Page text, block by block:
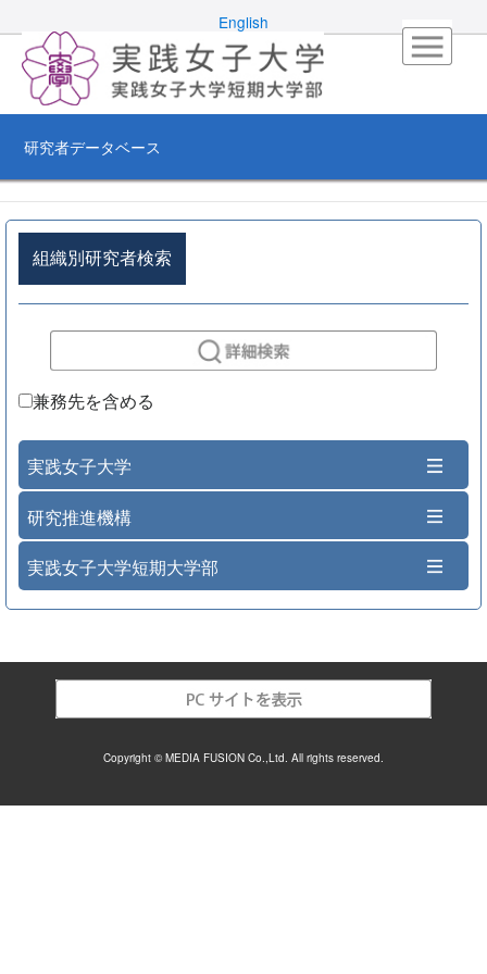
English
研究者データベース
組織別研究者検索
兼務先を含める
実践女子大学
研究推進機構
実践女子大学短期大学部
Copyright © MEDIA FUSION Co.,Ltd. All rights reserved.